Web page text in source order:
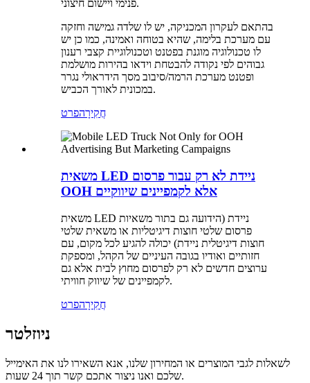
פנימי ויישום חיצוני.
בהתאם לעקרון המכניקה, יש לו שלדה גמישה וחזקה
עם מערכת בלימה, שהיא בטוחה ואמינה, כמו כן יש
לו טכנולוגיה מוגנת בפטנט וטכנולוגיית קצבי רענון
גבוהים לפי נקודה להבטחת וידאו בהירות מושלמת
ופטנט מערכת הרמה/סיבוב מסך הידראולי נגרר
במכונית לאורך הכביש.
חֲקִירָהפרט
משאית LED ניידת לא רק עבור פרסום
OOH אלא לקמפיינים שיווקיים
משאית LED ניידת (הידועה גם בתור משאיות
פרסום שלטי חוצות דיגיטליות או משאית שלטי
חוצות דיגיטלית ניידת) יכולה להגיע לכל מקום, עם
חזותיים ואודיו בגובה העיניים של הקהל, ומספקת
ערוצים חדשים לא רק לפרסום מחוץ לבית אלא גם
לקמפיינים של שיווק חוויתי.
חֲקִירָהפרט
ניוזלטר
לשאלות לגבי המוצרים או המחירון שלנו, אנא השאירו לנו את האימייל
שלכם ואנו ניצור אתכם קשר תוך 24 שעות.